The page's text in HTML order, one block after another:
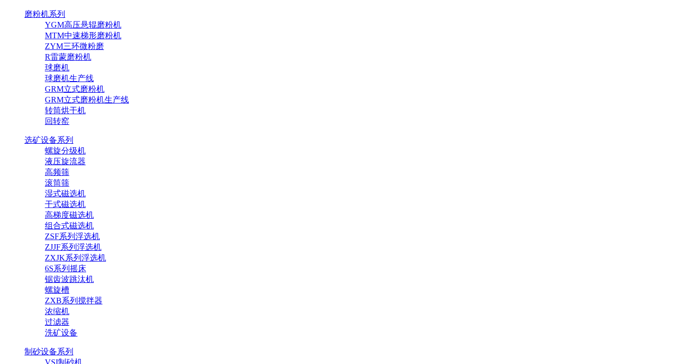
磨粉机系列
YGM高压悬辊磨粉机
MTM中速梯形磨粉机
ZYM三环微粉磨
R雷蒙磨粉机
球磨机
球磨机生产线
GRM立式磨粉机
GRM立式磨粉机生产线
转筒烘干机
回转窑
选矿设备系列
螺旋分级机
液压旋流器
高频筛
滚筒筛
湿式磁选机
干式磁选机
高梯度磁选机
组合式磁选机
ZSF系列浮选机
ZJJF系列浮选机
ZXJK系列浮选机
6S系列摇床
锯齿波跳汰机
螺旋槽
ZXB系列搅拌器
浓缩机
过滤器
洗矿设备
制砂设备系列
VSI制砂机